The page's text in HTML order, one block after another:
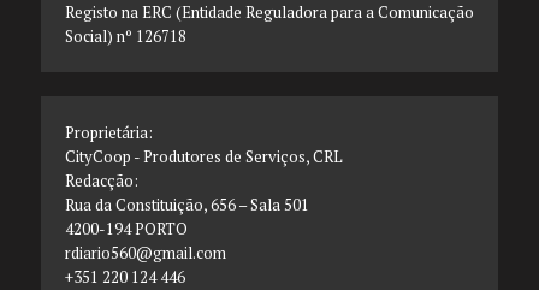
Registo na ERC (Entidade Reguladora para a Comunicação
Social) nº 126718
Proprietária:
CityCoop - Produtores de Serviços, CRL
Redacção:
Rua da Constituição, 656 – Sala 501
4200-194 PORTO
rdiario560@gmail.com
+351 220 124 446